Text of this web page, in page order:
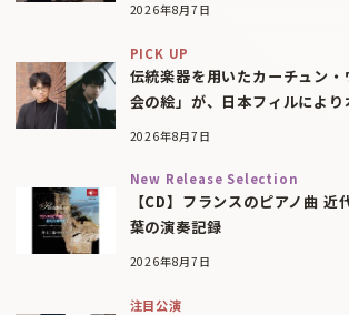
2026年8月7日
PICK UP
伝統楽器を用いたカーチュン
会の絵」が、日本フィルにより
2026年8月7日
New Release Selection
【CD】フランスのピアノ曲
葉の演奏記録
2026年8月7日
注目公演